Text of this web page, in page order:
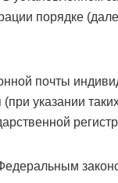
порядке
почты
указании